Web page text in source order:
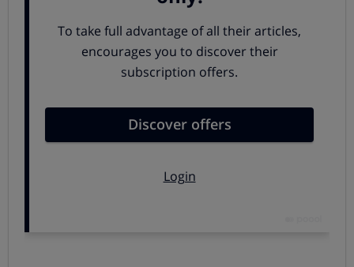
¿Sabías que el té se elabora con las plantas más
jóvenes de un arbusto?Además,la cosecha debe
hacerse a mano, ya que cuando se utilizan máquinas
recolectoras la calidad del producto es inferior.
planta. A pesar de que se adapta a muchas condiciones,
lo ideal. Si buscas la mejor calidad, recurre a plantas